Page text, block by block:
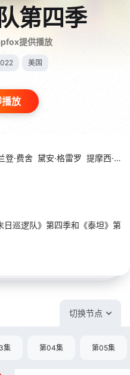
第四季
提供播放
美国
放
登·费舍 黛安·格雷罗 提摩西·道尔顿
巡逻队》第四季和《泰坦》第
切换节点
集 第04集 第05集